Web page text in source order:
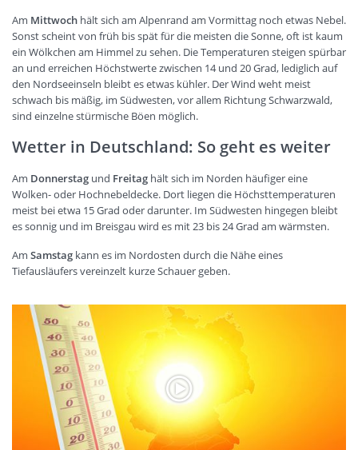
Am Mittwoch hält sich am Alpenrand am Vormittag noch etwas Nebel.
Sonst scheint von früh bis spät für die meisten die Sonne, oft ist kaum
ein Wölkchen am Himmel zu sehen. Die Temperaturen steigen spürbar
an und erreichen Höchstwerte zwischen 14 und 20 Grad, lediglich auf
den Nordseeinseln bleibt es etwas kühler. Der Wind weht meist
schwach bis mäßig, im Südwesten, vor allem Richtung Schwarzwald,
sind einzelne stürmische Böen möglich.
Wetter in Deutschland: So geht es weiter
Am Donnerstag und Freitag hält sich im Norden häufiger eine
Wolken- oder Hochnebeldecke. Dort liegen die Höchsttemperaturen
meist bei etwa 15 Grad oder darunter. Im Südwesten hingegen bleibt
es sonnig und im Breisgau wird es mit 23 bis 24 Grad am wärmsten.
Am Samstag kann es im Nordosten durch die Nähe eines
Tiefausläufers vereinzelt kurze Schauer geben.